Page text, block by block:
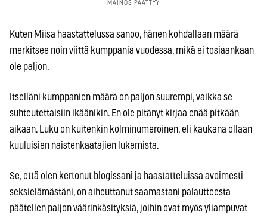
Kuten Miisa haastattelussa sanoo, hänen kohdallaan määrä
merkitsee noin viittä kumppania vuodessa, mikä ei tosiaankaan
ole paljon.
Itselläni kumppanien määrä on paljon suurempi, vaikka se
suhteutettaisiin ikäänikin. En ole pitänyt kirjaa enää pitkään
aikaan. Luku on kuitenkin kolminumeroinen, eli kaukana ollaan
kuuluisien naistenkaatajien lukemista.
Se, että olen kertonut blogissani ja haastatteluissa avoimesti
seksielämästäni, on aiheuttanut saamastani palautteesta
päätellen paljon väärinkäsityksiä, joihin ovat myös yliampuvat